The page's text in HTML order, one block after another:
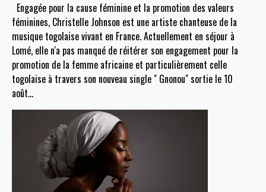
Engagée pour la cause féminine et la promotion des valeurs
féminines, Christelle Johnson est une artiste chanteuse de la
musique togolaise vivant en France. Actuellement en séjour à
Lomé, elle n'a pas manqué de réitérer son engagement pour la
promotion de la femme africaine et particulièrement celle
togolaise à travers son nouveau single " Gnonou" sortie le 10
août…